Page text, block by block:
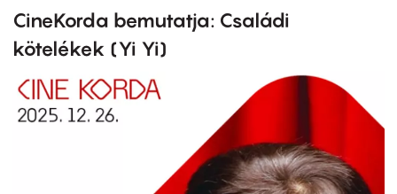
CineKorda bemutatja: Családi
kötelékek (Yi Yi)